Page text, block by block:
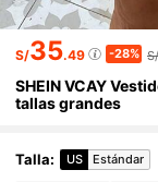
S/35.49 -28%
SHEIN VCAY
tallas grandes
Talla: US Estándar